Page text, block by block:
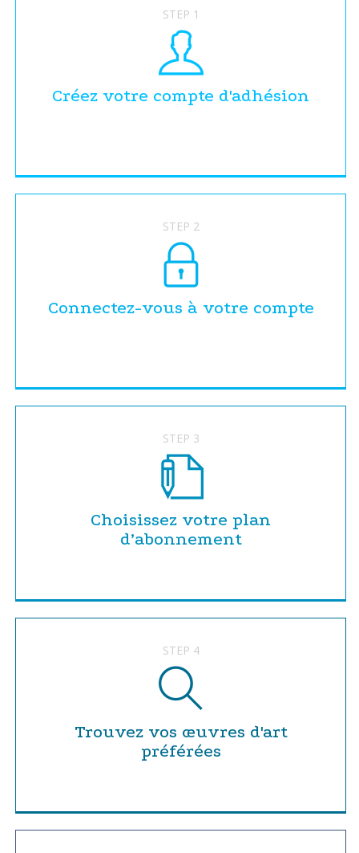
STEP 1
Créez votre compte d'adhésion
STEP 2
Connectez-vous à votre compte
STEP 3
Choisissez votre plan
d’abonnement
STEP 4
Trouvez vos œuvres d'art
préférées